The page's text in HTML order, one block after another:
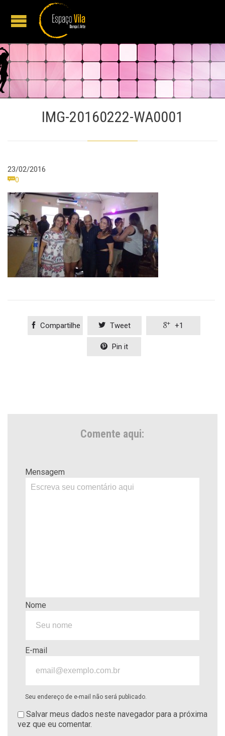
IMG-20160222-WA0001
23/02/2016
0
 Compartilhe  Tweet  +1
 Pin it
Comente aqui:
Mensagem
Nome
E-mail
Seu endereço de e-mail não será publicado.
Salvar meus dados neste navegador para a próxima
vez que eu comentar.